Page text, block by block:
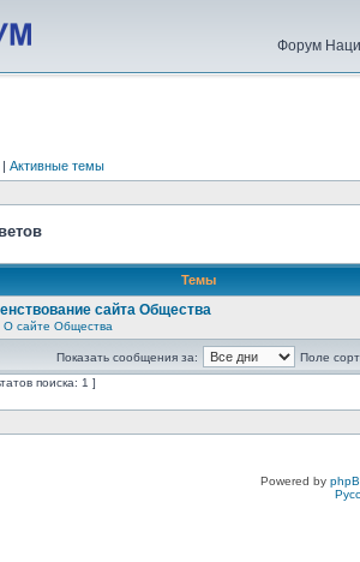
Форум
| Активные темы
Темы
сайта Общества
О сайте Общества
Показать сообщения за:
Поле
поиска: 1 ]
Powered by